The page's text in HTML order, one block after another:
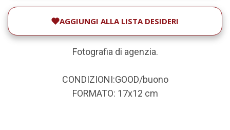
AGGIUNGI ALLA LISTA DESIDERI
Fotografia di agenzia.
CONDIZIONI:GOOD/buono
FORMATO: 17x12 cm